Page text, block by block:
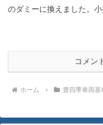
のダミーに換えました。
コメン
ホーム 豊四季車両基